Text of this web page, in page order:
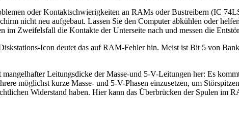
oder Kontaktschwierigkeiten an RAMs oder Bustreibern (IC
nicht neu aufgebaut. Lassen Sie den Computer abkühlen oder
im Zweifelsfall die Kontakte der Unterseite nach und messen die
Icon deutet das auf RAM-Fehler hin. Meist ist Bit 5 von
Leitungsdicke der Masse-und 5-V-Leitungen her: Es
möglichst kurze Masse- und 5-V-Phasen einzusetzen, um
Widerstand haben. Hier kann das Überbrücken der Spulen im